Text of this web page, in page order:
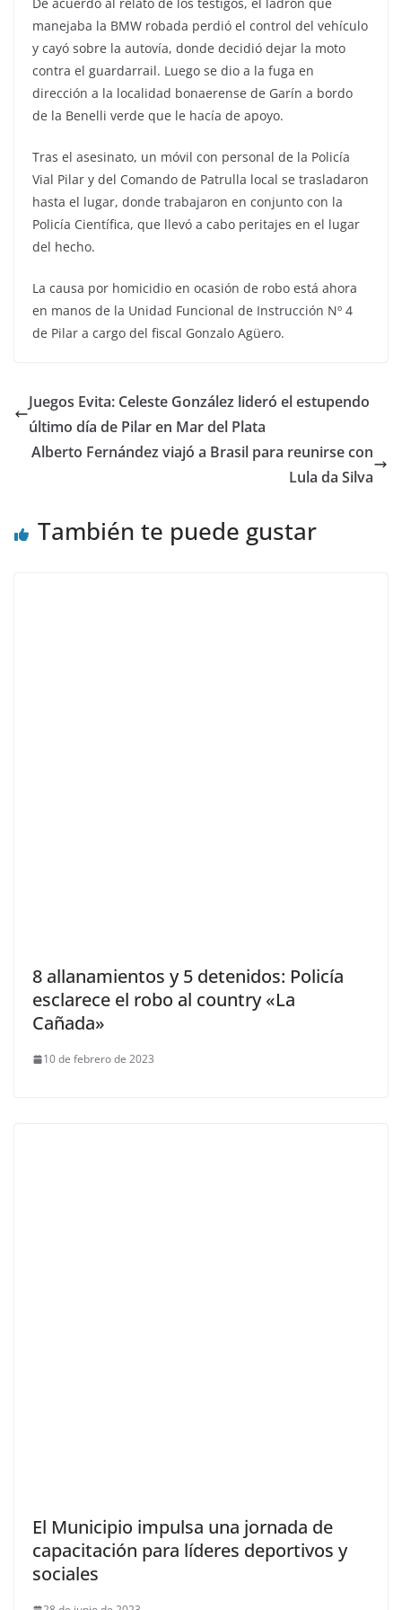
manejaba la BMW robada perdió el control del vehículo
y cayó sobre la autovía, donde decidió dejar la moto
contra el guardarrail. Luego se dio a la fuga en
dirección a la localidad bonaerense de Garín a bordo
de la Benelli verde que le hacía de apoyo.
Tras el asesinato, un móvil con personal de la Policía
Vial Pilar y del Comando de Patrulla local se trasladaron
hasta el lugar, donde trabajaron en conjunto con la
Policía Científica, que llevó a cabo peritajes en el lugar
del hecho.
La causa por homicidio en ocasión de robo está ahora
en manos de la Unidad Funcional de Instrucción Nº 4
de Pilar a cargo del fiscal Gonzalo Agüero.
Juegos Evita: Celeste González lideró el estupendo
último día de Pilar en Mar del Plata
Alberto Fernández viajó a Brasil para reunirse con
Lula da Silva
También te puede gustar
8 allanamientos y 5 detenidos: Policía
esclarece el robo al country «La
Cañada»
10 de febrero de 2023
El Municipio impulsa una jornada de
capacitación para líderes deportivos y
sociales